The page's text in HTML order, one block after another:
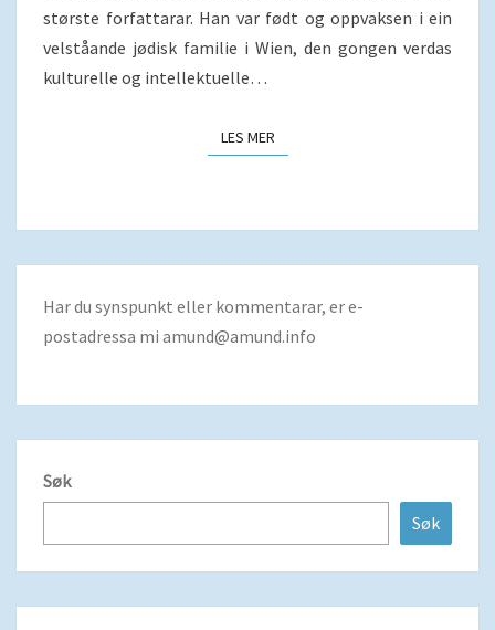
største forfattarar. Han var født og oppvaksen i ein
velståande jødisk familie i Wien, den gongen verdas
kulturelle og intellektuelle…
LES MERLES MER
Har du synspunkt eller kommentarar, er e-
postadressa mi amund@amund.info
Søk
Søk